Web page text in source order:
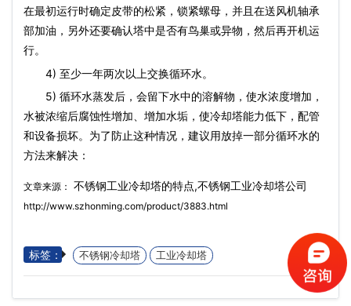
在最初运行时确定皮带的松紧，锁紧螺母，并且在送风机轴承
部加油，另外还要确认塔中是否有鸟巢或异物，然后再开机运
行。
4) 至少一年两次以上交换循环水。
5) 循环水蒸发后，会留下水中的溶解物，使水浓度增加，
水被浓缩后腐蚀性增加、增加水垢，使冷却塔能力低下，配管
和设备损坏。为了防止这种情况，建议用放掉一部分循环水的
方法来解决：
文章来源： 不锈钢工业冷却塔的特点,不锈钢工业冷却塔公司
http://www.szhonming.com/product/3883.html
标签： 不锈钢冷却塔 工业冷却塔